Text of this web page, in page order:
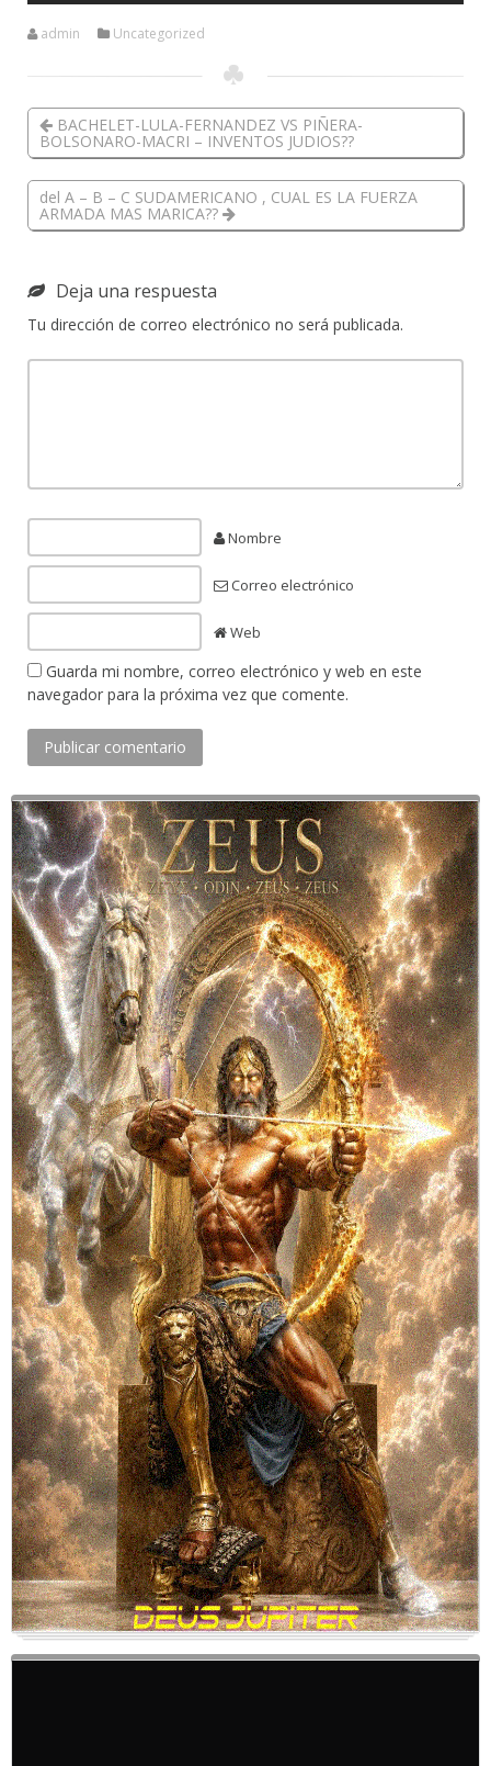
admin Uncategorized
BACHELET-LULA-FERNANDEZ VS PIÑERA-
BOLSONARO-MACRI – INVENTOS JUDIOS??
del A – B – C SUDAMERICANO , CUAL ES LA FUERZA
ARMADA MAS MARICA??
Deja una respuesta
Tu dirección de correo electrónico no será publicada.
Nombre
Correo electrónico
Web
Guarda mi nombre, correo electrónico y web en este
navegador para la próxima vez que comente.